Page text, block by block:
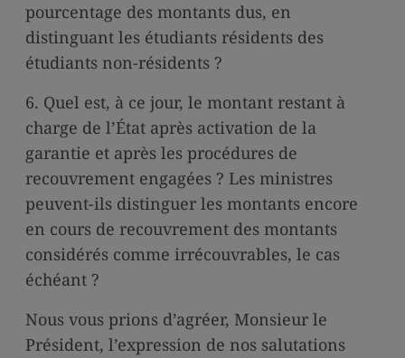
pourcentage des montants dus, en
distinguant les étudiants résidents des
étudiants non-résidents ?
6. Quel est, à ce jour, le montant restant à
charge de l’État après activation de la
garantie et après les procédures de
recouvrement engagées ? Les ministres
peuvent-ils distinguer les montants encore
en cours de recouvrement des montants
considérés comme irrécouvrables, le cas
échéant ?
Nous vous prions d’agréer, Monsieur le
Président, l’expression de nos salutations